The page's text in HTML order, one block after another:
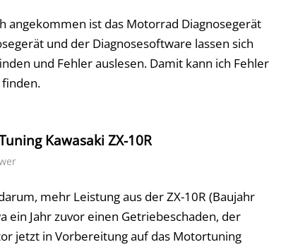
angekommen ist das Motorrad Diagnosegerät
und der Diagnosesoftware lassen sich
und Fehler auslesen. Damit kann ich Fehler
Kawasaki ZX-10R
mehr Leistung aus der ZX-10R (Baujahr
ein Jahr zuvor einen Getriebeschaden, der
jetzt in Vorbereitung auf das Motortuning